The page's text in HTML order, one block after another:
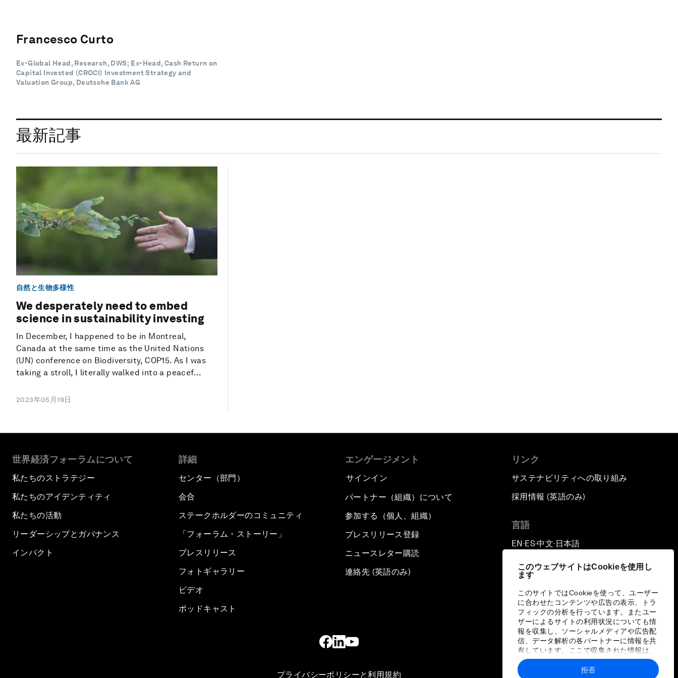
このウェブサイトはCookieを使用し
ます
このサイトではCookieを使って、ユーザー
に合わせたコンテンツや広告の表示、トラ
フィックの分析を行っています。またユー
ザーによるサイトの利用状況についても情
報を収集し、ソーシャルメディアや広告配
信、データ解析の各パートナーに情報を共
有しています。ここで収集された情報は、
ユーザーが各パートナーに提供した他の情
報や各パートナーのサービスを使用した際
拒否
Francesco Curto
Ex-Global Head, Research, DWS; Ex-Head, Cash Return on
Capital Invested (CROCI) Investment Strategy and
Valuation Group, Deutsche Bank AG
最新記事
自然と生物多様性
We desperately need to embed
science in sustainability investing
In December, I happened to be in Montreal,
Canada at the same time as the United Nations
(UN) conference on Biodiversity, COP15. As I was
taking a stroll, I literally walked into a peacef...
2023年05月19日
世界経済フォーラムについて
私たちのストラテジー
私たちのアイデンティティ
私たちの活動
リーダーシップとガバナンス
インパクト
詳細
センター（部門）
会合
ステークホルダーのコミュニティ
「フォーラム・ストーリー」
プレスリリース
フォトギャラリー
ビデオ
ポッドキャスト
エンゲージメント
サインイン
パートナー（組織）について
参加する（個人、組織）
プレスリリース登録
ニュースレター購読
連絡先 (英語のみ)
リンク
サステナビリティへの取り組み
採用情報 (英語のみ)
言語
EN ▪ ES▪中文▪ 日本語
プライバシーポリシーと利用規約